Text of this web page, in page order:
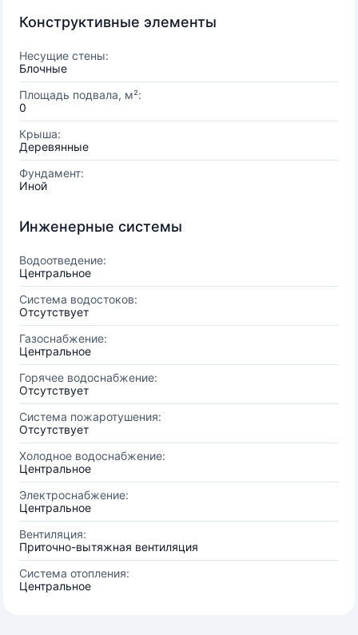
Конструктивные элементы
Несущие стены:
Блочные
Площадь подвала, м²:
0
Крыша:
Деревянные
Фундамент:
Иной
Инженерные системы
Водоотведение:
Центральное
Система водостоков:
Отсутствует
Газоснабжение:
Центральное
Горячее водоснабжение:
Отсутствует
Система пожаротушения:
Отсутствует
Холодное водоснабжение:
Центральное
Электроснабжение:
Центральное
Вентиляция:
Приточно-вытяжная вентиляция
Система отопления:
Центральное